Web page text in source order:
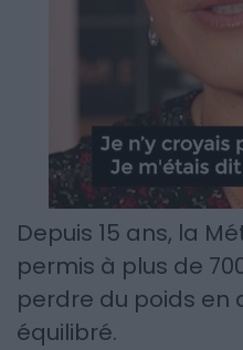
Depuis 15 ans, la
permis à plus de
perdre du poids
équilibré.